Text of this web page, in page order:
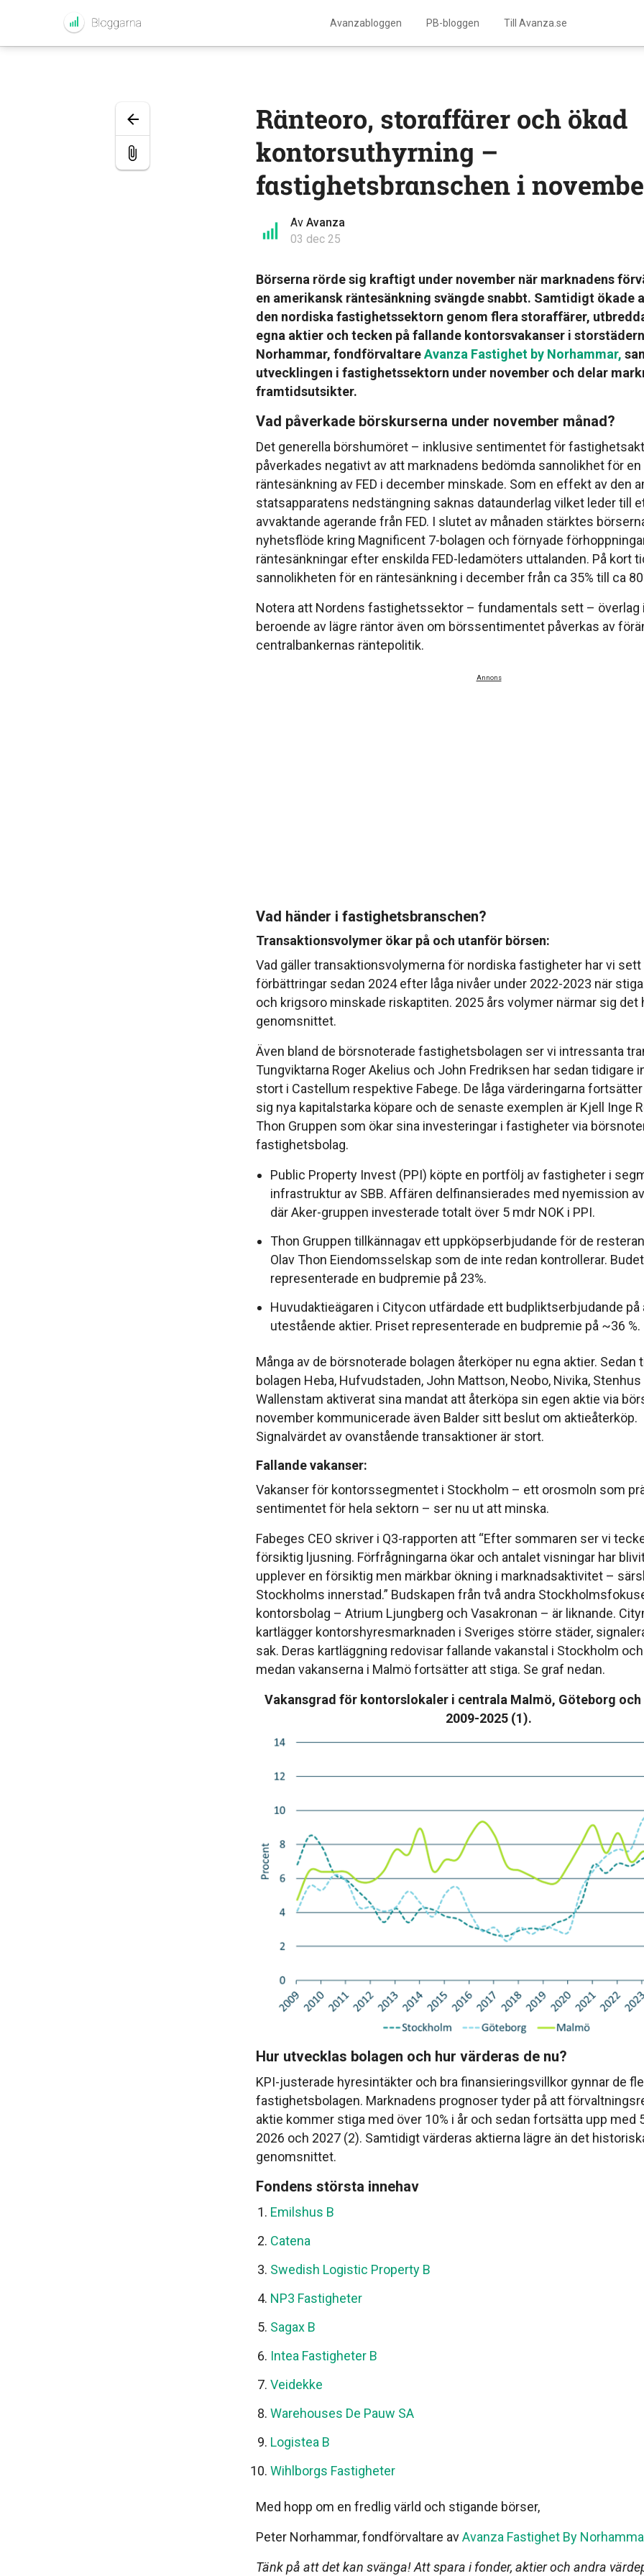
Avanzabloggen PB-bloggen Till Avanza.se
Ränteoro, storaffärer och ökad
kontorsuthyrning –
fastighetsbranschen i
Av Avanza
03 dec 25
Börserna rörde sig kraftigt under november när marknadens
en amerikansk räntesänkning svängde snabbt. Samtidigt ökade
den nordiska fastighetssektorn genom flera storaffärer,
egna aktier och tecken på fallande kontorsvakanser i
Norhammar, fondförvaltareAvanza Fastighet by Norhammar,
utvecklingen i fastighetssektorn under november och delar
framtidsutsikter.
Vad påverkade börskurserna under november månad?
Det generella börshumöret – inklusive sentimentet för
påverkades negativt av att marknadens bedömda sannolikhet för en
räntesänkning av FED i december minskade. Som en effekt av den
statsapparatens nedstängning saknas dataunderlag vilket leder till
avvaktande agerande från FED. I slutet av månaden stärktes
nyhetsflöde kring Magnificent 7-bolagen och förnyade
räntesänkningar efter enskilda FED-ledamöters uttalanden. På kort
sannolikheten för en räntesänkning i december från ca 35% till ca
Notera att Nordens fastighetssektor – fundamentals sett – överlag
beroende av lägre räntor även om börssentimentet påverkas av
centralbankernas räntepolitik.
Annons
Vad händer i fastighetsbranschen?
Transaktionsvolymer ökar på och utanför börsen:
Vad gäller transaktionsvolymerna för nordiska fastigheter har vi sett
förbättringar sedan 2024 efter låga nivåer under 2022-2023 när
och krigsoro minskade riskaptiten. 2025 års volymer närmar sig det
genomsnittet.
Även bland de börsnoterade fastighetsbolagen ser vi intressanta
Tungviktarna Roger Akelius och John Fredriksen har sedan tidigare
stort i Castellum respektive Fabege. De låga värderingarna fortsätter
sig nya kapitalstarka köpare och de senaste exemplen är Kjell Inge
Thon Gruppen som ökar sina investeringar i fastigheter via
fastighetsbolag.
Public Property Invest (PPI) köpte en portfölj av fastigheter i
infrastruktur av SBB. Affären delfinansierades med nyemission
där Aker-gruppen investerade totalt över 5 mdr NOK i PPI.
Thon Gruppen tillkännagav ett uppköpserbjudande för de
Olav Thon Eiendomsselskap som de inte redan kontrollerar. Budet
representerade en budpremie på 23%.
Huvudaktieägaren i Citycon utfärdade ett budpliktserbjudande på
utestående aktier. Priset representerade en budpremie på ~36 %.
Många av de börsnoterade bolagen återköper nu egna aktier. Sedan
bolagen Heba, Hufvudstaden, John Mattson, Neobo, Nivika, Stenhus
Wallenstam aktiverat sina mandat att återköpa sin egen aktie via
november kommunicerade även Balder sitt beslut om aktieåterköp.
Signalvärdet av ovanstående transaktioner är stort.
Fallande vakanser:
Vakanser för kontorssegmentet i Stockholm – ett orosmoln som
sentimentet för hela sektorn – ser nu ut att minska.
Fabeges CEO skriver i Q3-rapporten att “Efter sommaren ser vi
försiktig ljusning. Förfrågningarna ökar och antalet visningar har
upplever en försiktig men märkbar ökning i marknadsaktivitet –
Stockholms innerstad.” Budskapen från två andra
kontorsbolag – Atrium Ljungberg och Vasakronan – är liknande.
kartlägger kontorshyresmarknaden i Sveriges större städer,
sak. Deras kartläggning redovisar fallande vakanstal i Stockholm
medan vakanserna i Malmö fortsätter att stiga. Se graf nedan.
Vakansgrad för kontorslokaler i centrala Malmö, Göteborg
2009-2025 (1).
Hur utvecklas bolagen och hur värderas de nu?
KPI-justerade hyresintäkter och bra finansieringsvillkor gynnar de
fastighetsbolagen. Marknadens prognoser tyder på att
aktie kommer stiga med över 10% i år och sedan fortsätta upp med
2026 och 2027 (2). Samtidigt värderas aktierna lägre än det
genomsnittet.
Fondens största innehav
Emilshus B
Catena
Swedish Logistic Property B
NP3 Fastigheter
Sagax B
Intea Fastigheter B
Veidekke
Warehouses De Pauw SA
Logistea B
Wihlborgs Fastigheter
Med hopp om en fredlig värld och stigande börser,
Peter Norhammar, fondförvaltare avAvanza Fastighet By
Tänk på att det kan svänga! Att spara i fonder, aktier och andra